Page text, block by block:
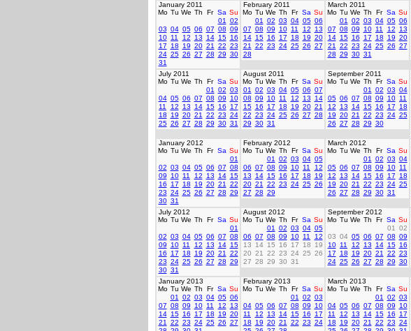
January 2011
Mo Tu We Th Fr Sa Su
01
02
03 04 05 06 07 08 09
10 11 12 13 14 15 16
17
18 19 20 21 22 23
24 25 26 27 28 29 30
31
February 2011
Mo Tu We Th Fr Sa Su
01
02 03 04 05 06
07 08 09 10 11 12
13
14 15 16 17 18 19 20
21
22 23 24 25 26 27
28
March 2011
Mo Tu We Th Fr Sa Su
01
02 03 04 05 06
07 08 09 10 11 12
13
14 15 16 17 18 19 20
21
22 23 24 25 26 27
28 29 30 31
July 2011
Mo Tu We Th Fr Sa Su
01
02 03
04 05 06 07 08 09
10
11
12 13 14 15 16
17
18
19 20 21 22 23 24
25 26 27 28 29 30 31
August 2011
Mo Tu We Th Fr Sa Su
01
02 03 04 05 06 07
08 09 10 11 12 13
14
15 16 17 18 19 20 21
22 23 24 25 26 27 28
29 30 31
September 2011
Mo Tu We Th Fr Sa Su
01
02 03 04
05 06 07 08 09 10 11
12
13 14 15 16 17
18
19 20 21 22 23 24 25
26 27 28 29 30
January 2012
Mo Tu We Th Fr Sa Su
01
02 03 04 05 06 07 08
09
10 11 12 13 14 15
16
17 18 19 20 21
22
23 24 25 26 27 28 29
30 31
February 2012
Mo Tu We Th Fr Sa Su
01
02 03 04 05
06 07 08 09 10 11
12
13
14 15 16 17 18
19
20 21 22 23 24 25 26
27 28 29
March 2012
Mo Tu We Th Fr Sa Su
01
02 03 04
05 06 07 08 09 10 11
12
13 14 15 16 17
18
19 20 21 22 23 24 25
26 27 28 29 30 31
July 2012
Mo Tu We Th Fr Sa Su
01
02 03 04 05 06 07 08
09
10 11 12 13 14 15
16
17 18 19 20 21
22
23 24 25 26 27 28 29
30 31
August 2012
Mo Tu We Th Fr Sa Su
01
02 03 04 05
06 07 08 09 10 11
12
13
14 15 16 17 18
19
20 21 22 23 24 25 26
27 28 29 30 31
September 2012
Mo Tu We Th Fr Sa Su
01
02
03 04 05 06 07 08 09
10 11 12 13 14 15 16
17
18 19 20 21 22 23
24 25 26 27 28 29 30
January 2013
Mo Tu We Th Fr Sa Su
01
02 03 04 05 06
07 08 09 10 11 12
13
14 15 16 17 18 19 20
21
22 23 24 25 26 27
February 2013
Mo Tu We Th Fr Sa Su
01
02 03
04 05 06 07 08 09
10
11
12 13 14 15 16
17
18
19 20 21 22 23 24
March 2013
Mo Tu We Th Fr Sa Su
01
02 03
04 05 06 07 08 09
10
11
12 13 14 15 16
17
18
19 20 21 22 23 24